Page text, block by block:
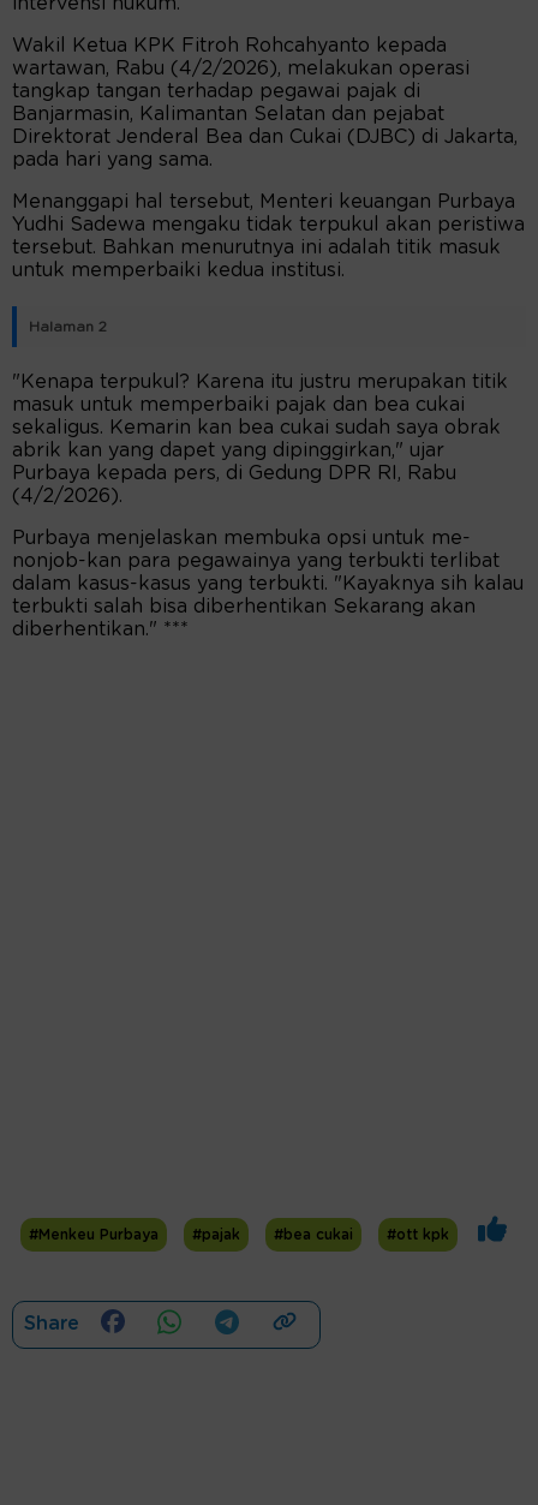
Wakil Ketua KPK Fitroh Rohcahyanto kepada
wartawan, Rabu (4/2/2026), melakukan operasi
tangkap tangan terhadap pegawai pajak di
Banjarmasin, Kalimantan Selatan dan pejabat
Direktorat Jenderal Bea dan Cukai (DJBC) di Jakarta,
pada hari yang sama.
Menanggapi hal tersebut, Menteri keuangan Purbaya
Yudhi Sadewa mengaku tidak terpukul akan peristiwa
tersebut. Bahkan menurutnya ini adalah titik masuk
untuk memperbaiki kedua institusi.
Halaman 2
"Kenapa terpukul? Karena itu justru merupakan titik
masuk untuk memperbaiki pajak dan bea cukai
sekaligus. Kemarin kan bea cukai sudah saya obrak
abrik kan yang dapet yang dipinggirkan," ujar
Purbaya kepada pers, di Gedung DPR RI, Rabu
(4/2/2026).
Purbaya menjelaskan membuka opsi untuk me-
nonjob-kan para pegawainya yang terbukti terlibat
dalam kasus-kasus yang terbukti. "Kayaknya sih kalau
terbukti salah bisa diberhentikan Sekarang akan
diberhentikan." ***
#Menkeu Purbaya #pajak #bea cukai #ott kpk
Share